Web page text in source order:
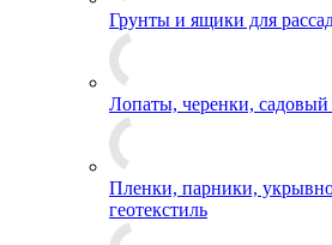
Грунты и ящики для
Лопаты, черенки, садовый
Пленки, парники,
геотекстиль